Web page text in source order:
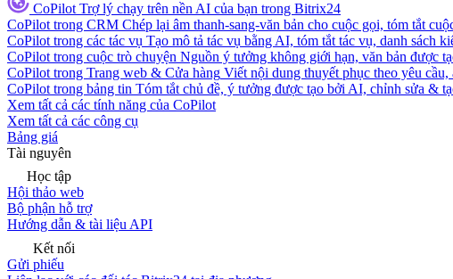
CoPilot Trợ lý chạy trên nền AI của bạn trong Bitrix24
CoPilot trong CRM Chép lại âm thanh-sang-văn bản cho cuộc gọi, tóm tắt
CoPilot trong các tác vụ Tạo mô tả tác vụ bằng AI, tóm tắt tác vụ, danh sách
CoPilot trong cuộc trò chuyện Nguồn ý tưởng không giới hạn, văn bản được
CoPilot trong Trang web & Cửa hàng Viết nội dung thuyết phục theo yêu
CoPilot trong bảng tin Tóm tắt chủ đề, ý tưởng được tạo bởi AI, chỉnh sửa &
Xem tất cả các tính năng của CoPilot
Xem tất cả các công cụ
Bảng giá
Tài nguyên
Học tập
Hội thảo web
Bộ phận hỗ trợ
Hướng dẫn & tài liệu API
Kết nối
Gửi phiếu